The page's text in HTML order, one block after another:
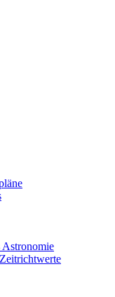
Astronomie